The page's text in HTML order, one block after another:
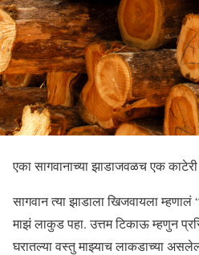
एका सागवानाच्या झाडाजवळच एक
सागवान त्या झाडाला खिजवायला म्हणालं
माझं लाकुड पहा. उत्तम टिकाऊ म्हणुन
घरातल्या वस्तु माझ्याच लाकडाच्या